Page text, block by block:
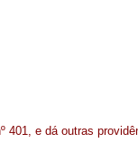
401, e dá outras